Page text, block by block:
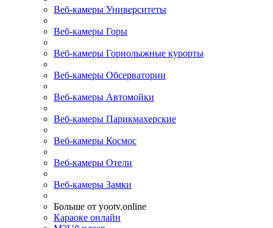
Веб-камеры Университеты
Веб-камеры Горы
Веб-камеры Горнолыжные курорты
Веб-камеры Обсерватории
Веб-камеры Автомойки
Веб-камеры Парикмахерские
Веб-камеры Космос
Веб-камеры Отели
Веб-камеры Замки
Больше от yootv.online
Караоке онлайн